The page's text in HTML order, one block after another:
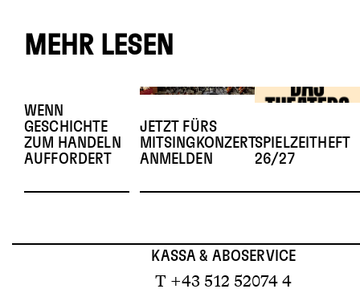
MEHR LESEN
WENN
GESCHICHTE
ZUM HANDELN
AUFFORDERT
JETZT FÜRS
MITSINGKONZERT
ANMELDEN
SPIELZEITHEFT
26/27
KASSA & ABOSERVICE
T +43 512 52074 4